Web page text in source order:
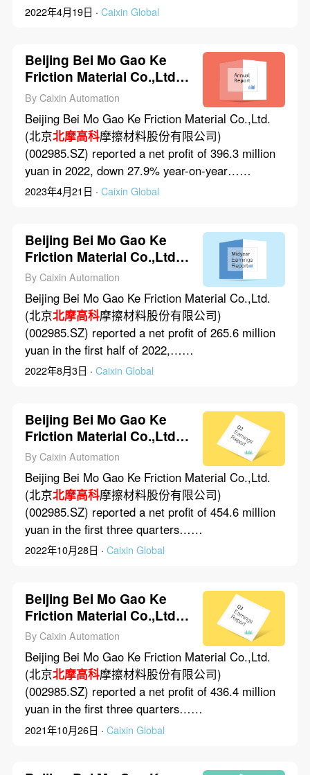
2022年4月19日 · Caixin Global
Beijing Bei Mo Gao Ke
Friction Material Co.,Ltd.’s
Net Profit Dropped 27.9%
in 2022
By Caixin Automation
Beijing Bei Mo Gao Ke Friction Material Co.,Ltd.
(北京北摩高科摩擦材料股份有限公司)
(002985.SZ) reported a net profit of 396.3 million
yuan in 2022, down 27.9% year-on-year……
2023年4月21日 · Caixin Global
Beijing Bei Mo Gao Ke
Friction Material Co.,Ltd.’s
Net Profit Dropped 11.9%
in First Half of 2022
By Caixin Automation
Beijing Bei Mo Gao Ke Friction Material Co.,Ltd.
(北京北摩高科摩擦材料股份有限公司)
(002985.SZ) reported a net profit of 265.6 million
yuan in the first half of 2022,……
2022年8月3日 · Caixin Global
Beijing Bei Mo Gao Ke
Friction Material Co.,Ltd.’s
Net Profit Rose 4.2% in
First Three Quarters of
2022
By Caixin Automation
Beijing Bei Mo Gao Ke Friction Material Co.,Ltd.
(北京北摩高科摩擦材料股份有限公司)
(002985.SZ) reported a net profit of 454.6 million
yuan in the first three quarters……
2022年10月28日 · Caixin Global
Beijing Bei Mo Gao Ke
Friction Material Co.,Ltd.’s
Net Profit Rose 141.1% in
First Three Quarters of
2021
By Caixin Automation
Beijing Bei Mo Gao Ke Friction Material Co.,Ltd.
(北京北摩高科摩擦材料股份有限公司)
(002985.SZ) reported a net profit of 436.4 million
yuan in the first three quarters……
2021年10月26日 · Caixin Global